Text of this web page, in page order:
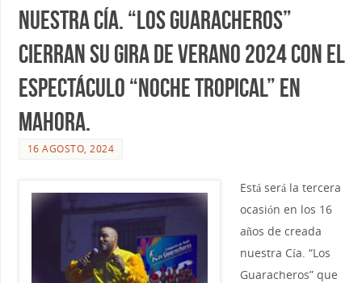
Nuestra Cía. “Los Guaracheros”
cierran su gira de Verano 2024 con el
Espectáculo “Noche Tropical” en
Mahora.
16 AGOSTO, 2024
Está será la tercera
ocasión en los 16
años de creada
nuestra Cía. “Los
Guaracheros” que